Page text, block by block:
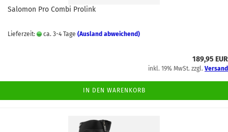
Salomon Pro Combi Prolink
Lieferzeit: ca. 3-4 Tage (Ausland abweichend)
189,95 EUR
inkl. 19% MwSt. zzgl. Versand
IN DEN WARENKORB